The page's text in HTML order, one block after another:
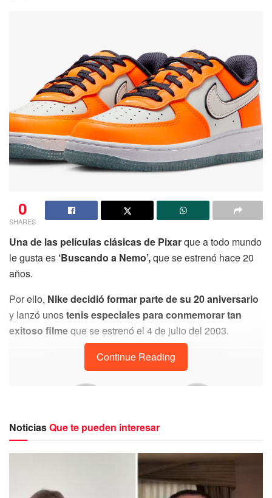
0
SHARES
Una de las películas clásicas de Pixarque a todo mundo
le gusta es ‘Buscando a Nemo’,que se estrenó hace 20
años.
Por ello, Nike decidió formar parte de su 20 aniversario
y lanzó unostenis especiales para conmemorar tan
exitoso filmeque se estrenó el 4 de julio del 2003.
Continue Reading
NoticiasQue te pueden interesar